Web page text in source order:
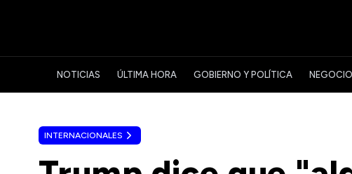
NOTICIAS ÚLTIMA HORA GOBIERNO Y POLÍTICA
INTERNACIONALES